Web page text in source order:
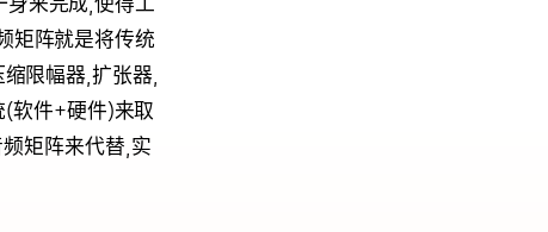
身来完成,使得工
矩阵就是将传统
限幅器,扩张器,
(软件+硬件)来取
矩阵来代替,实